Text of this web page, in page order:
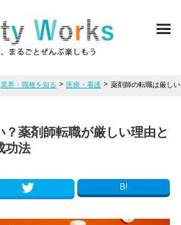
業界・職種を知る > 医療・看護 > 薬剤師の転職は厳し
薬剤師転職が厳しい理由と
功法
B!